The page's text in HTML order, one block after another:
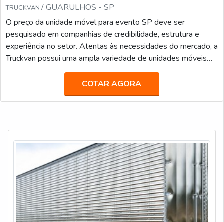
TRUCKVAN / GUARULHOS - SP
O preço da unidade móvel para evento SP deve ser
pesquisado em companhias de credibilidade, estrutura e
experiência no setor. Atentas às necessidades do mercado, a
Truckvan possui uma ampla variedade de unidades móveis
prontas no seu portfólio de locação, tais como: Veículos de
Luxo para Transporte Executivo (JetBus e JetVan); Food
Truck; Diversas carretas, caminhões e módulos (contêineres)
COTAR AGORA